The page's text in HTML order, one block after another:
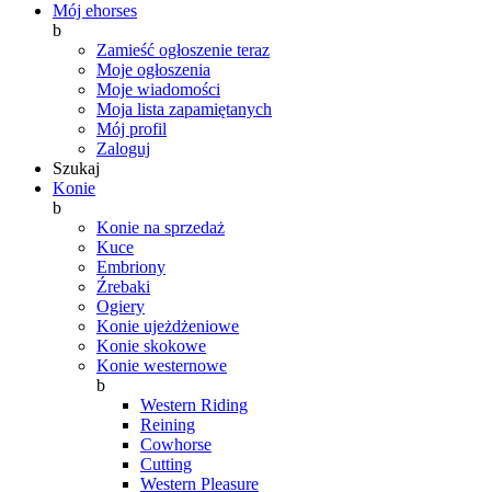
Mój ehorses
b
Zamieść ogłoszenie teraz
Moje ogłoszenia
Moje wiadomości
Moja lista zapamiętanych
Mój profil
Zaloguj
Szukaj
Konie
b
Konie na sprzedaż
Kuce
Embriony
Źrebaki
Ogiery
Konie ujeżdżeniowe
Konie skokowe
Konie westernowe
b
Western Riding
Reining
Cowhorse
Cutting
Western Pleasure